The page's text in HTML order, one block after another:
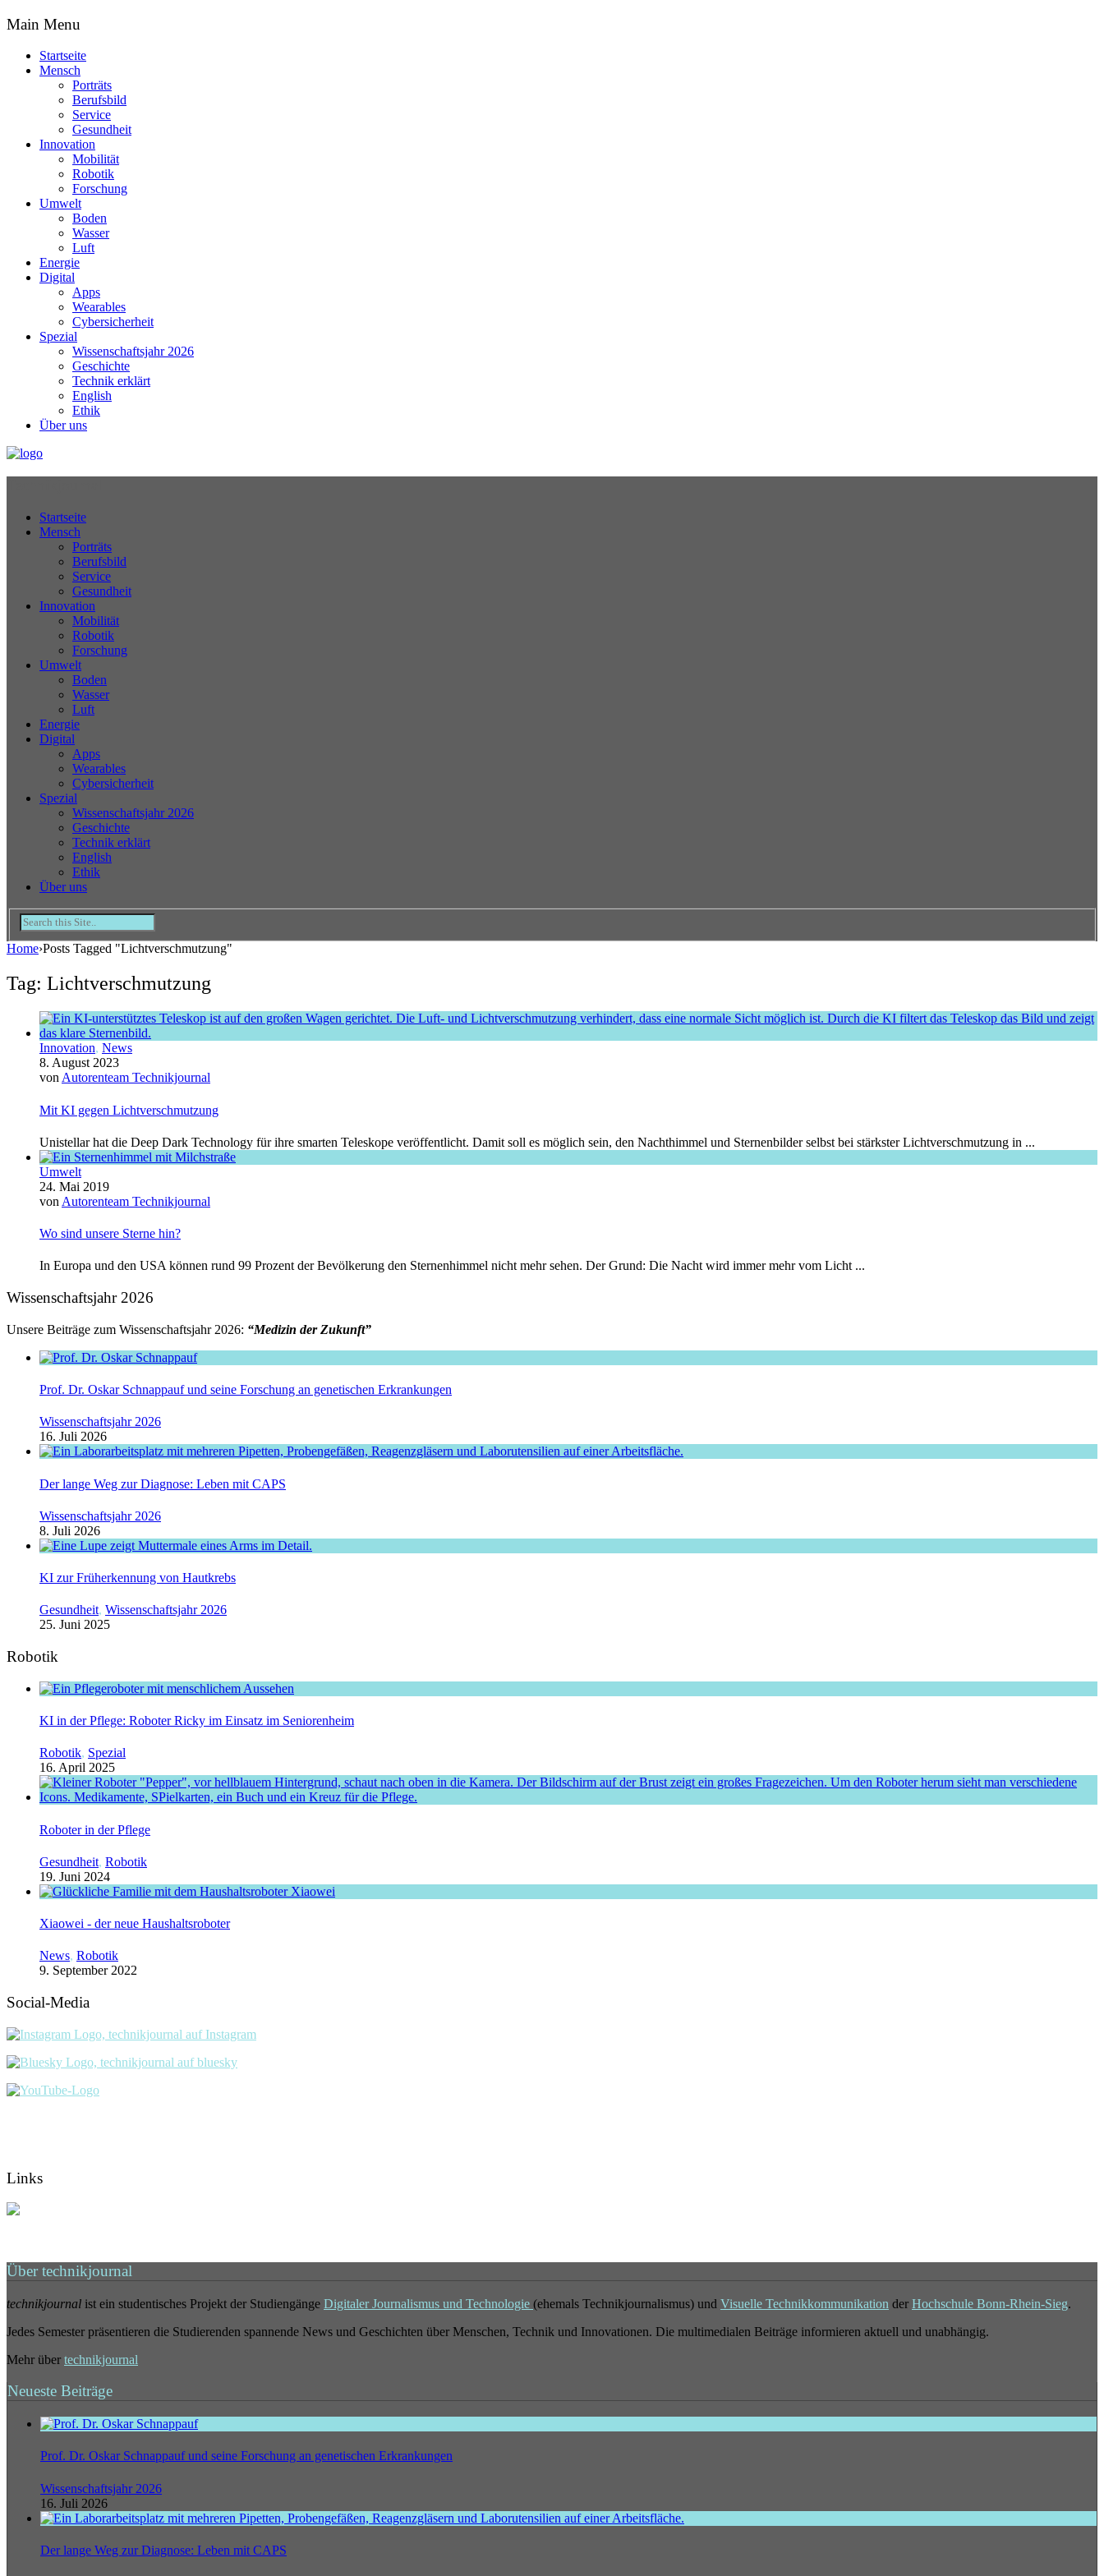
Main Menu
Startseite
Mensch
Porträts
Berufsbild
Service
Gesundheit
Innovation
Mobilität
Robotik
Forschung
Umwelt
Boden
Wasser
Luft
Energie
Digital
Apps
Wearables
Cybersicherheit
Spezial
Wissenschaftsjahr 2026
Geschichte
Technik erklärt
English
Ethik
Über uns
Startseite
Mensch
Porträts
Berufsbild
Service
Gesundheit
Innovation
Mobilität
Robotik
Forschung
Umwelt
Boden
Wasser
Luft
Energie
Digital
Apps
Wearables
Cybersicherheit
Spezial
Wissenschaftsjahr 2026
Geschichte
Technik erklärt
English
Ethik
Über uns
Home›Posts Tagged "Lichtverschmutzung"
Tag: Lichtverschmutzung
Innovation, News
8. August 2023
von Autorenteam Technikjournal
Mit KI gegen Lichtverschmutzung
Unistellar hat die Deep Dark Technology für ihre smarten Teleskope veröffentlicht. Damit soll es möglich sein, den Nachthimmel und Sternenbilder selbst bei stärkster Lichtverschmutzung in ...
Umwelt
24. Mai 2019
von Autorenteam Technikjournal
Wo sind unsere Sterne hin?
In Europa und den USA können rund 99 Prozent der Bevölkerung den Sternenhimmel nicht mehr sehen. Der Grund: Die Nacht wird immer mehr vom Licht ...
Wissenschaftsjahr 2026
Unsere Beiträge zum Wissenschaftsjahr 2026: “Medizin der Zukunft”
Prof. Dr. Oskar Schnappauf und seine Forschung an genetischen Erkrankungen
Wissenschaftsjahr 2026
16. Juli 2026
Der lange Weg zur Diagnose: Leben mit CAPS
Wissenschaftsjahr 2026
8. Juli 2026
KI zur Früherkennung von Hautkrebs
Gesundheit, Wissenschaftsjahr 2026
25. Juni 2025
Robotik
KI in der Pflege: Roboter Ricky im Einsatz im Seniorenheim
Robotik, Spezial
16. April 2025
Roboter in der Pflege
Gesundheit, Robotik
19. Juni 2024
Xiaowei - der neue Haushaltsroboter
News, Robotik
9. September 2022
Social-Media
Links
Über technikjournal
technikjournal ist ein studentisches Projekt der Studiengänge Digitaler Journalismus und Technologie (ehemals Technikjournalismus) und Visuelle Technikkommunikation der Hochschule Bonn-Rhein-Sieg.
Jedes Semester präsentieren die Studierenden spannende News und Geschichten über Menschen, Technik und Innovationen. Die multimedialen Beiträge informieren aktuell und unabhängig.
Mehr über technikjournal
Neueste Beiträge
Prof. Dr. Oskar Schnappauf und seine Forschung an genetischen Erkrankungen
Wissenschaftsjahr 2026
16. Juli 2026
Der lange Weg zur Diagnose: Leben mit CAPS